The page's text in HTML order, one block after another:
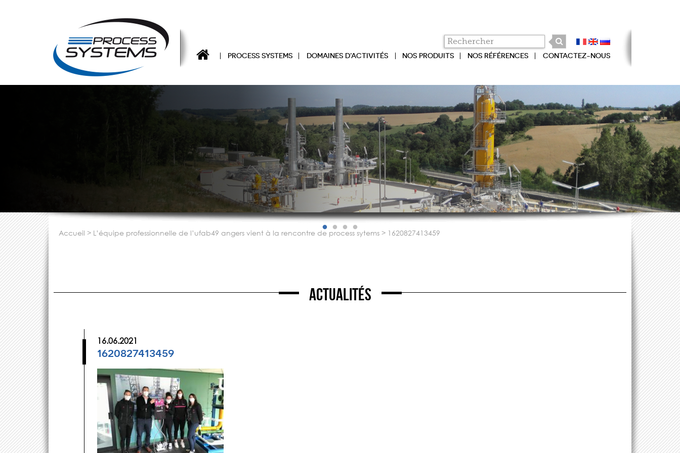
PROCESS SYSTEMS DOMAINES D’ACTIVITÉS NOS PRODUITS NOS RÉFÉRENCES CONTACTEZ-NOUS
accueil > l’équipe professionnelle de l’ufab49 angers vient à la rencontre de process sytems > 1620827413459
Actualités
16.06.2021
1620827413459